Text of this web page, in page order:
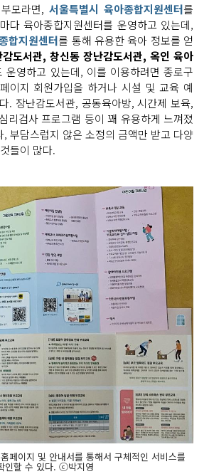
모라면, 서울특별시 육아종합지원센터를
다 육아종합지원센터를 운영하고 있는데,
합지원센터를 통해 유용한 육아 정보를 얻
감도서관, 창신동 장난감도서관, 옥인 육아
운영하고 있는데, 이를 이용하려면 종로구
이지 회원가입을 하거나 시설 및 교육 예
. 장난감도서관, 공동육아방, 시간제 보육,
리검사 프로그램 등이 꽤 유용하게 느껴졌
부담스럽지 않은 소정의 금액만 받고 다양
들이 많다.
페이지 및 안내서를 통해서 구체적인 서비스를
인할 수 있다. ⓒ박지영